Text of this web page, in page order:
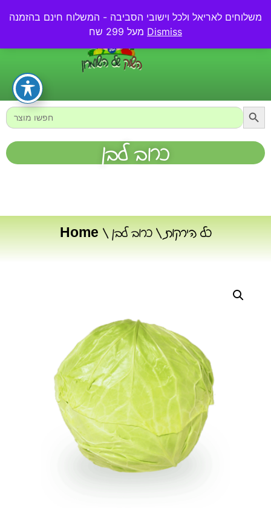
משלוחים לאריאל ולכל וישובי הסביבה - המשלוח חינם בהזמנה
Dismiss
0.00₪
Search
for:
כרוב לבן
Home/ כל הירקות/ כרוב לבן